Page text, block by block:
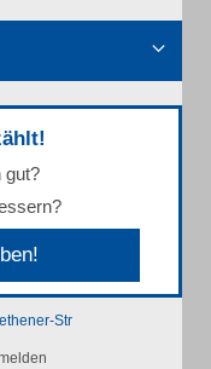
gut?
Str